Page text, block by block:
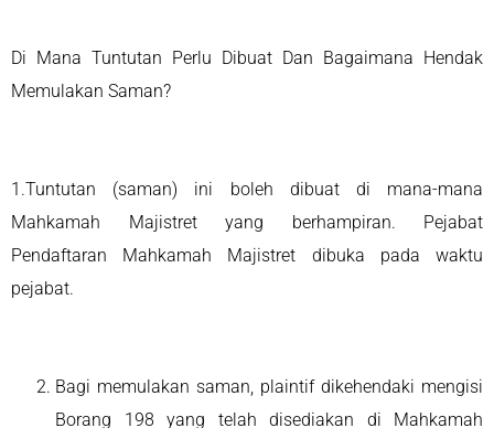
Di Mana Tuntutan Perlu Dibuat Dan Bagaimana Hendak
Memulakan Saman?
1.Tuntutan (saman) ini boleh dibuat di mana-mana
Mahkamah Majistret yang berhampiran. Pejabat
Pendaftaran Mahkamah Majistret dibuka pada waktu
pejabat.
Bagi memulakan saman, plaintif dikehendaki mengisi
Borang 198 yang telah disediakan di Mahkamah